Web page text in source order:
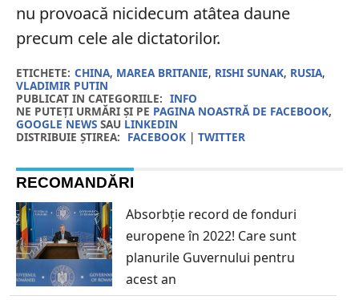
nu provoacă nicidecum atâtea daune
precum cele ale dictatorilor.
ETICHETE: CHINA, MAREA BRITANIE, RISHI SUNAK, RUSIA,
VLADIMIR PUTIN
PUBLICAT IN CATEGORIILE: INFO
NE PUTEȚI URMĂRI ȘI PE PAGINA NOASTRĂ DE FACEBOOK,
GOOGLE NEWSSAU LINKEDIN
DISTRIBUIE ȘTIREA: FACEBOOK| TWITTER
RECOMANDĂRI
Absorbție record de fonduri
europene în 2022! Care sunt
planurile Guvernului pentru
acest an